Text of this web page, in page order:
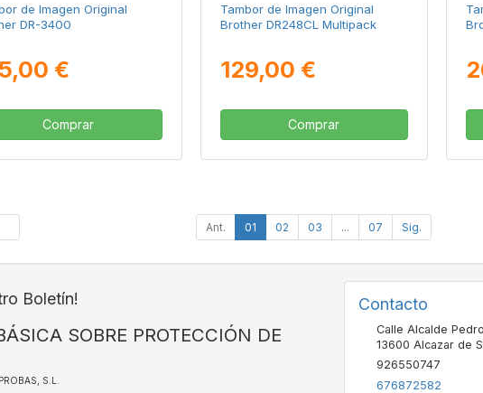
de Imagen Original
DR-3400
€
Comprar
Tambor de Imagen Original
Brother DR248CL Multipack
129,00 €
Comprar
Ant. 01 02 03 ... 07 Sig.
Boletín!
SOBRE PROTECCIÓN DE
S.L.
Contacto
Calle Alcalde
13600 Alcazar de
926550747
676872582